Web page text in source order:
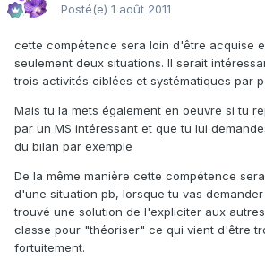
Posté(e) 1 août 2011
cette compétence sera loin d'être acquise
seulement deux situations. Il serait
trois activités ciblées et systématiques par
Mais tu la mets également en oeuvre si tu
par un MS intéressant et que tu lui
du bilan par exemple
De la même manière cette compétence
d'une situation pb, lorsque tu vas
trouvé une solution de l'expliciter aux
classe pour "théoriser" ce qui vient d'être
fortuitement.